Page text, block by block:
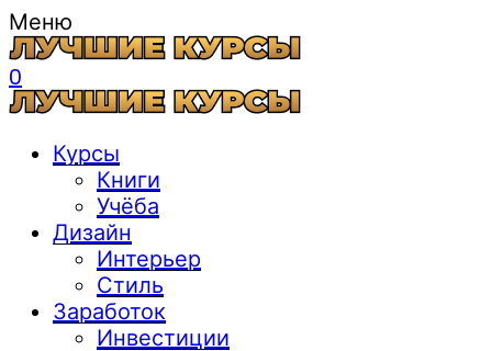
Меню
0
Курсы
Книги
Учёба
Дизайн
Интерьер
Стиль
Заработок
Инвестиции